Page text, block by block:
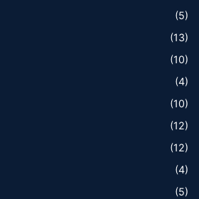
(5)
(13)
(10)
(4)
(10)
(12)
(12)
(4)
(5)